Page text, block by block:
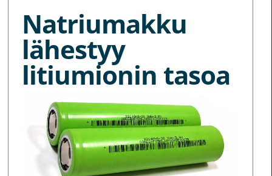
Natriumakku
lähestyy
litiumionin tasoa